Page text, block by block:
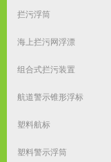
拦污浮筒
海上拦污网浮漂
组合式拦污装置
航道警示锥形浮标
塑料航标
塑料警示浮筒